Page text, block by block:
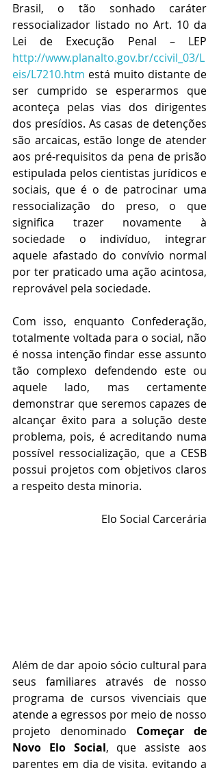
Brasil, o tão sonhado caráter
ressocializador listado no Art. 10 da
http://www.planalto.gov.br/ccivil_03/L
eis/L7210.htm está muito distante de
ser cumprido se esperarmos que
aconteça pelas vias dos dirigentes
dos presídios. As casas de detenções
são arcaicas, estão longe de atender
aos pré-requisitos da pena de prisão
estipulada pelos cientistas jurídicos e
sociais, que é o de patrocinar uma
ressocialização do preso, o que
significa trazer novamente à
sociedade o indivíduo, integrar
aquele afastado do convívio normal
por ter praticado uma ação acintosa,
reprovável pela sociedade.
Com isso, enquanto Confederação,
totalmente voltada para o social, não
é nossa intenção findar esse assunto
tão complexo defendendo este ou
aquele lado, mas certamente
demonstrar que seremos capazes de
alcançar êxito para a solução deste
problema, pois, é acreditando numa
possível ressocialização, que a CESB
possui projetos com objetivos claros
a respeito desta minoria.
Elo Social Carcerária
Além de dar apoio sócio cultural para
seus familiares através de nosso
programa de cursos vivenciais que
atende a egressos por meio de nosso
projeto denominado Começar de
Novo Elo Social, que assiste aos
parentes em dia de visita, evitando a